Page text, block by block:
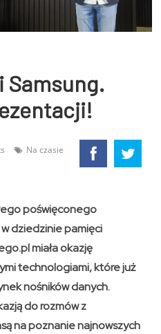
Samsung.
Na czasie
poświęconego
dziedzinie pamięci
miała okazję
technologiami, które już
nośników danych.
do rozmów z
na poznanie najnowszych